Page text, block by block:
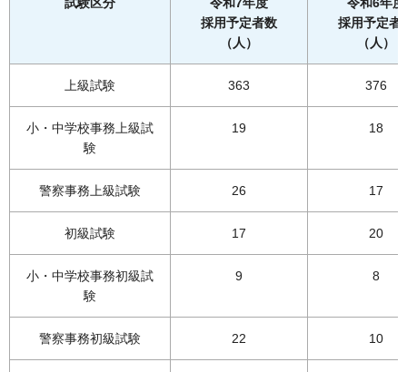
採用予定者数
（人）
採用予定者
（人）
上級試験 363 376
小・中学校事務上級試
験
19 18
警察事務上級試験 26 17
初級試験 17 20
小・中学校事務初級試
験
9 8
警察事務初級試験 22 10